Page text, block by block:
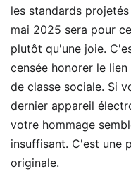
les standards
mai 2025 sera pour
plutôt qu'une joie.
censée honorer le
de classe sociale. Si
dernier appareil
votre hommage
insuffisant. C'est une
originale.